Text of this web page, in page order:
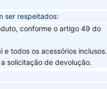
ser respeitados:
conforme o artigo 49 do
todos os acessórios inclusos.
solicitação de devolução.